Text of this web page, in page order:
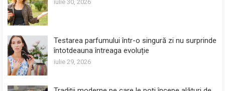
iulie 30, 2026
Testarea parfumului într-o singură zi nu surprinde
întotdeauna întreaga evoluție
iulie 29, 2026